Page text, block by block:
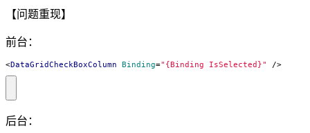
【问题重现】
前台：
<DataGridCheckBoxColumn Binding="{Binding IsSelected}" />
后台：